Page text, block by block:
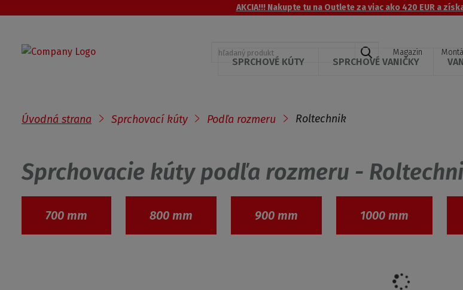
AKCIA!!! Nakupte tu na Outlete za viac ako 420 EUR a
ľ
d
k
t
Vyhľadávanie
Magazín
SPRCHOVÉ KÚTY SPRCHOVÉ VANIČKY
Úvodná strana Sprchovací kúty Podľa rozmeru Roltechnik
Sprchovacie kúty podľa rozmeru -
700 mm 800 mm 900 mm 1000 mm